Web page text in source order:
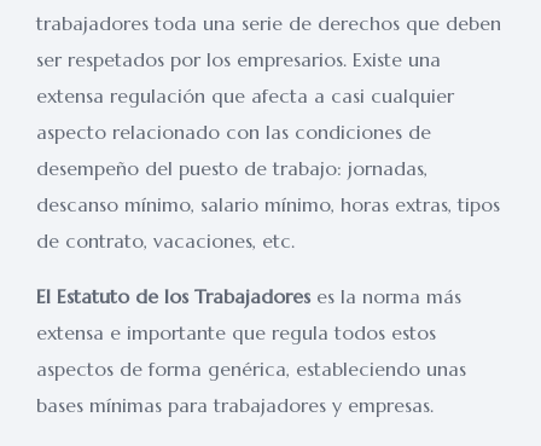
trabajadores toda una serie de derechos que deben
ser respetados por los empresarios. Existe una
extensa regulación que afecta a casi cualquier
aspecto relacionado con las condiciones de
desempeño del puesto de trabajo: jornadas,
descanso mínimo, salario mínimo, horas extras, tipos
de contrato, vacaciones, etc.
El Estatuto de los Trabajadoreses la norma más
extensa e importante que regula todos estos
aspectos de forma genérica, estableciendo unas
bases mínimas para trabajadores y empresas.